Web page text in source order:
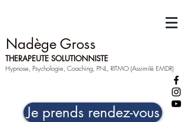
Nadège Gross
THERAPEUTE SOLUTIONNISTE
Hypnose, Psychologie, Coaching, PNL, RITMO (Assimilé EMDR)
Je prends rendez-vous